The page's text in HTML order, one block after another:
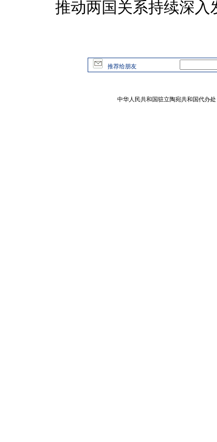
推动两国关系持续深入
推荐给朋友
中华人民共和国驻立陶宛共和国代办处